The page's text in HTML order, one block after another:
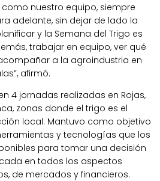
nuestro equipo, siempre
adelante, sin dejar de lado la
y la Semana del Trigo es
trabajar en equipo, ver qué
a la agroindustria en
afirmó.
4 jornadas realizadas en Rojas,
zonas donde el trigo es el
local. Mantuvo como objetivo
y tecnologías que los
para tomar una decisión
en todos los aspectos
de mercados y financieros.